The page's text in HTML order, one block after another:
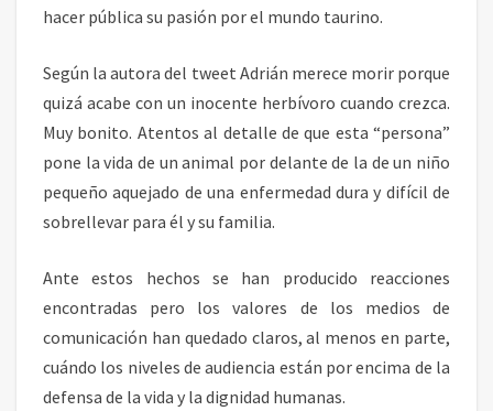
hacer pública su pasión por el mundo taurino.
Según la autora del tweet Adrián merece morir porque
quizá acabe con un inocente herbívoro cuando crezca.
Muy bonito. Atentos al detalle de que esta “persona”
pone la vida de un animal por delante de la de un niño
pequeño aquejado de una enfermedad dura y difícil de
sobrellevar para él y su familia.
Ante estos hechos se han producido reacciones
encontradas pero los valores de los medios de
comunicación han quedado claros, al menos en parte,
cuándo los niveles de audiencia están por encima de la
defensa de la vida y la dignidad humanas.